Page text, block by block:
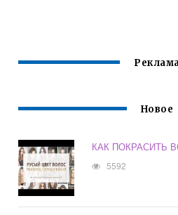
Новое
КАК ПОКРАСИТЬ
5592